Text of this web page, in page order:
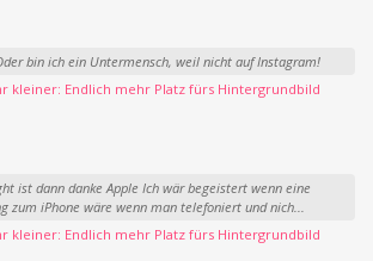
bin ich ein Untermensch, weil nicht auf Instagram!
kleiner: Endlich mehr Platz fürs Hintergrundbild
ist dann danke Apple Ich wär begeistert wenn eine
zum iPhone wäre wenn man telefoniert und nich...
kleiner: Endlich mehr Platz fürs Hintergrundbild